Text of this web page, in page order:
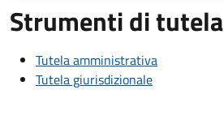
Strumenti di tutela
Tutela amministrativa
Tutela giurisdizionale